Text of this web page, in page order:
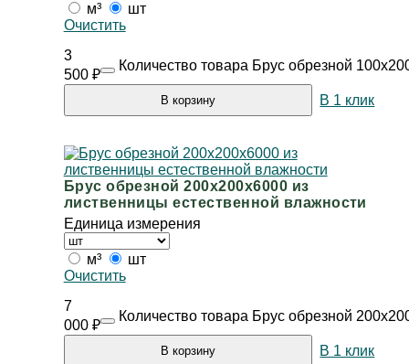
м³
шт
Очистить
3
500 ₽
Количество товара Брус обрезной
В корзину В 1 клик
Брус обрезной 200х200х6000 из
лиственницы естественной влажности
Единица измерения
м³
шт
Очистить
7
000 ₽
Количество товара Брус обрезной
В корзину В 1 клик